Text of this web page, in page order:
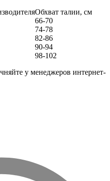
Обхват талии, см
66-70
74-78
82-86
90-94
98-102
у менеджеров интернет-